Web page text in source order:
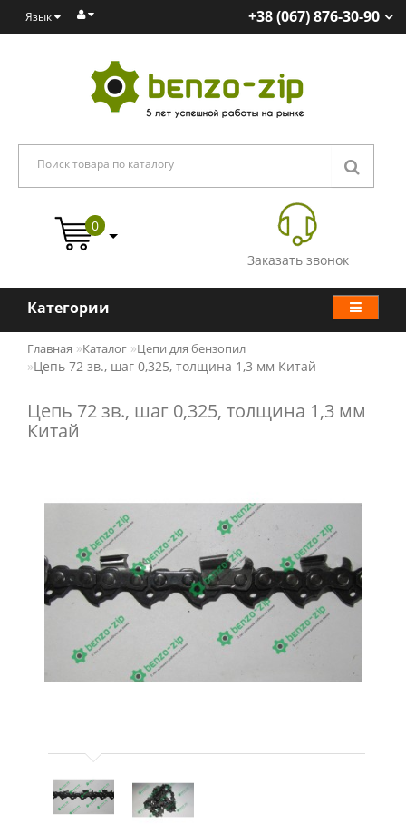
Язык +38 (067) 876-30-90
Заказать звонок
0
Категории
Главная Каталог Цепи для бензопил
Цепь 72 зв., шаг 0,325, толщина 1,3 мм Китай
Цепь 72 зв., шаг 0,325, толщина 1,3 мм
Китай